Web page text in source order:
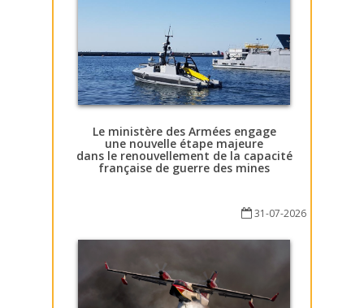
Le ministère des Armées engage
une nouvelle étape majeure
dans le renouvellement de la capacité
française de guerre des mines
31-07-2026